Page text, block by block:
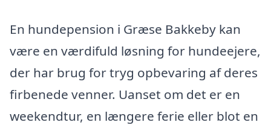
En hundepension i Græse Bakkeby kan
være en værdifuld løsning for hundeejere,
der har brug for tryg opbevaring af deres
firbenede venner. Uanset om det er en
weekendtur, en længere ferie eller blot en